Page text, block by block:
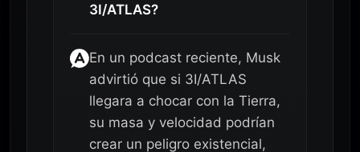
3I/ATLAS?
En un podcast reciente, Musk
advirtió que si 3I/ATLAS
llegara a chocar con la Tierra,
su masa y velocidad podrían
crear un peligro existencial,